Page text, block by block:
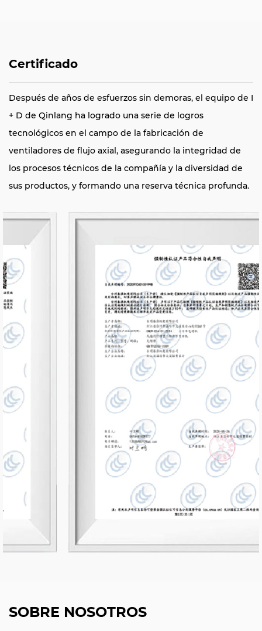
Certificado
Después de años de esfuerzos sin demoras, el equipo de I
+ D de Qinlang ha logrado una serie de logros
tecnológicos en el campo de la fabricación de
ventiladores de flujo axial, asegurando la integridad de
los procesos técnicos de la compañía y la diversidad de
sus productos, y formando una reserva técnica profunda.
SOBRE NOSOTROS